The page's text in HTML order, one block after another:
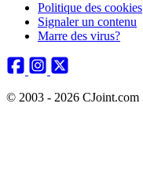
Politique des cookies
Signaler un contenu
Marre des virus?
© 2003 - 2026 CJoint.com